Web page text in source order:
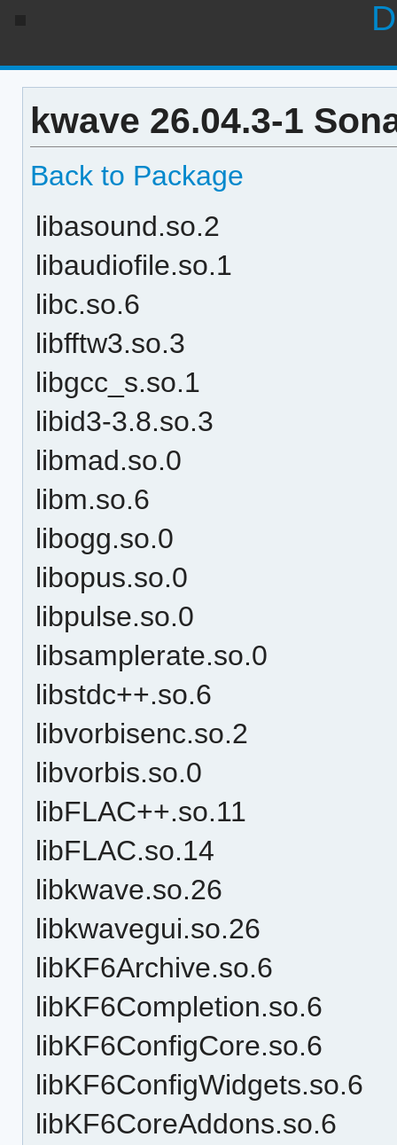
kwave 26.04.3-1
Back to Package
libasound.so.2
libaudiofile.so.1
libc.so.6
libfftw3.so.3
libgcc_s.so.1
libid3-3.8.so.3
libmad.so.0
libm.so.6
libogg.so.0
libopus.so.0
libpulse.so.0
libsamplerate.so.0
libstdc++.so.6
libvorbisenc.so.2
libvorbis.so.0
libFLAC++.so.11
libFLAC.so.14
libkwave.so.26
libkwavegui.so.26
libKF6Archive.so.6
libKF6Completion.so.6
libKF6ConfigCore.so.6
libKF6ConfigWidgets.so.6
libKF6CoreAddons.so.6